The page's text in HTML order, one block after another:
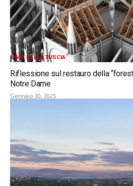
UNIV. DELLA TUSCIA
Riflessione sul restauro della
Notre Dame
Gennaio 20, 2025